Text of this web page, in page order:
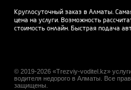
Круглосуточный заказ в Алматы.
цена на услуги. Возможность
стоимость онлайн. Быстрая подача
© 2019-2026 «Trezviy-voditel.kz»
водителя недорого в Алматы. Все
защищены.